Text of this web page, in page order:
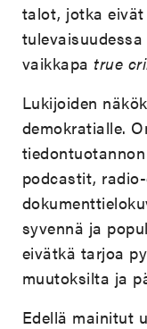
talot, jotka
vaikkapa true
Lukijoiden
demokratialle.
podcastit,
syvennä ja
eivätkä tarjoa
muutoksilta ja
Edellä mainitut